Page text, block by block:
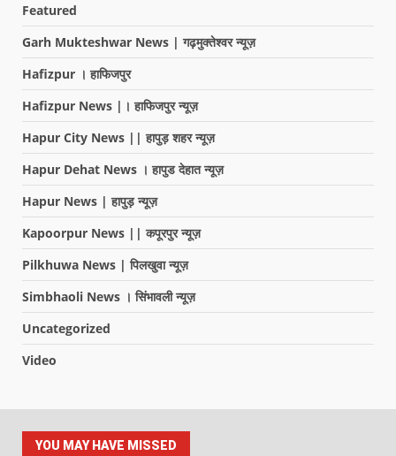
Featured
Garh Mukteshwar News | गढ़मुक्तेश्वर न्यूज़
Hafizpur । हाफिजपुर
Hafizpur News |। हाफिजपुर न्यूज़
Hapur City News || हापुड़ शहर न्यूज़
Hapur Dehat News । हापुड देहात न्यूज़
Hapur News | हापुड़ न्यूज़
Kapoorpur News || कपूरपुर न्यूज़
Pilkhuwa News | पिलखुवा न्यूज़
Simbhaoli News । सिंभावली न्यूज़
Uncategorized
Video
YOU MAY HAVE MISSED